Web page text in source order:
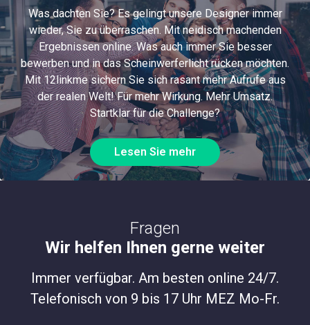
Was dachten Sie? Es gelingt unsere Designer immer
wieder, Sie zu überraschen. Mit neidisch machenden
Ergebnissen online. Was auch immer Sie besser
bewerben und in das Scheinwerferlicht rücken möchten.
Mit 12linkme sichern Sie sich rasant mehr Aufrufe aus
der realen Welt! Für mehr Wirkung. Mehr Umsatz.
Startklar für die Challenge?
Lesen Sie mehr
Fragen
Wir helfen Ihnen gerne weiter
Immer verfügbar. Am besten online 24/7.
Telefonisch von 9 bis 17 Uhr MEZ Mo-Fr.